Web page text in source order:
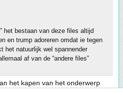
het bestaan van deze files altijd
en trump adoreren omdat ie tegen
het natuurlijk wel spannender
af van de “andere files”
het kapen van het onderwerp